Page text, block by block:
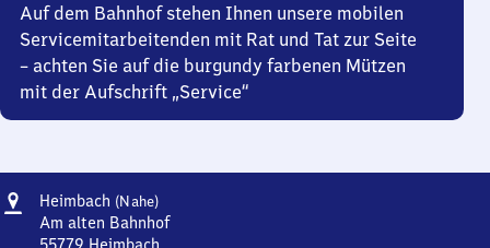
Auf dem Bahnhof stehen Ihnen unsere mobilen
Servicemitarbeitenden mit Rat und Tat zur Seite
– achten Sie auf die burgundy farbenen Mützen
mit der Aufschrift „Service“
Adresse
Heimbach (Nahe)Heimbach
(Nahe)
Am alten Bahnhof